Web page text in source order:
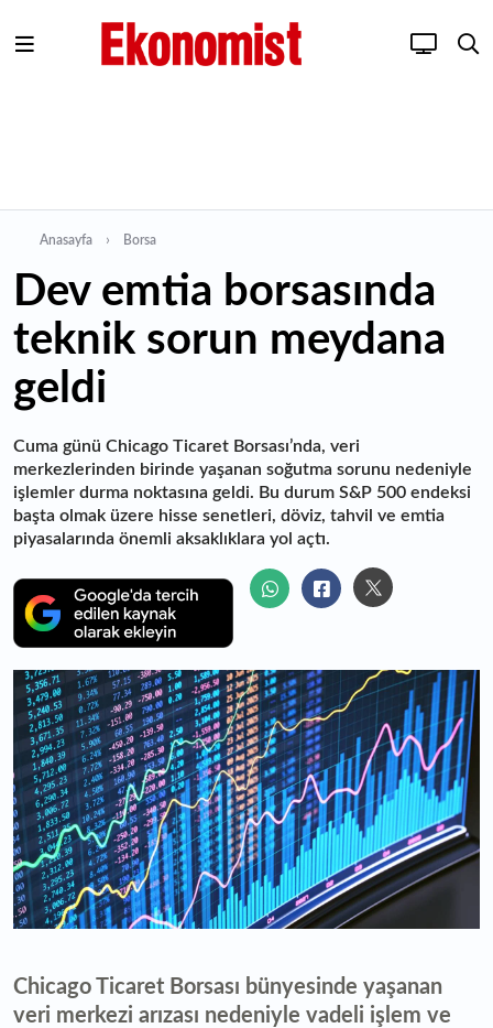
Anasayfa Borsa
Dev emtia borsasında
teknik sorun meydana
geldi
Cuma günü Chicago Ticaret Borsası’nda, veri
merkezlerinden birinde yaşanan soğutma sorunu nedeniyle
işlemler durma noktasına geldi. Bu durum S&P 500 endeksi
başta olmak üzere hisse senetleri, döviz, tahvil ve emtia
piyasalarında önemli aksaklıklara yol açtı.
Chicago Ticaret Borsası bünyesinde yaşanan
veri merkezi arızası nedeniyle vadeli işlem ve